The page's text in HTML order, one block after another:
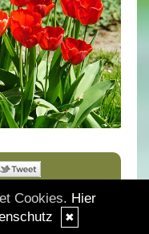
|(0/0)
Cookies. Hier
✖